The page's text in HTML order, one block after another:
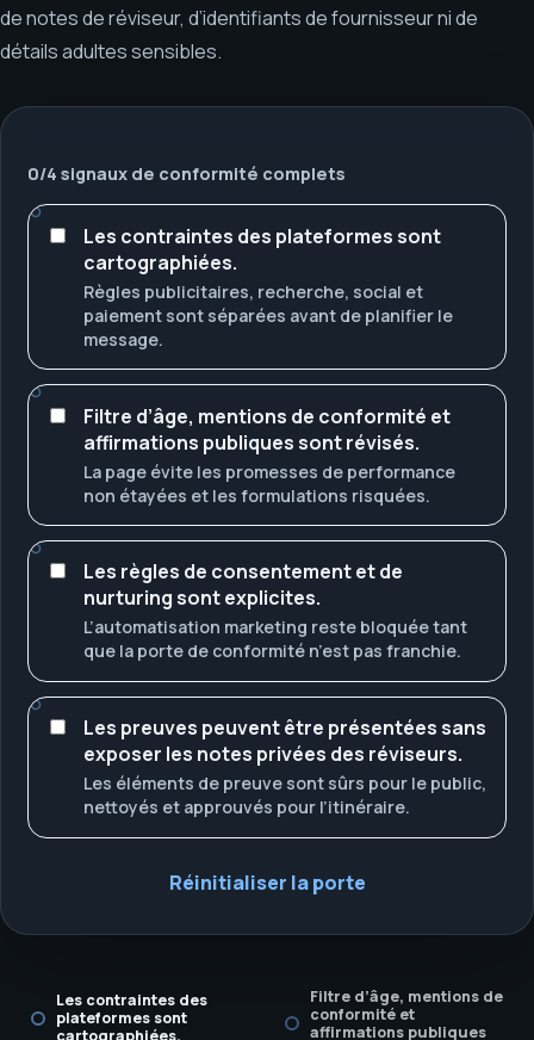
de notes de réviseur, d’identifiants de fournisseur ni de
détails adultes sensibles.
0/4 signaux de conformité complets
Les contraintes des plateformes sont
cartographiées.
Règles publicitaires, recherche, social et
paiement sont séparées avant de planifier le
message.
Filtre d’âge, mentions de conformité et
affirmations publiques sont révisés.
La page évite les promesses de performance
non étayées et les formulations risquées.
Les règles de consentement et de
nurturing sont explicites.
L’automatisation marketing reste bloquée tant
que la porte de conformité n’est pas franchie.
Les preuves peuvent être présentées sans
exposer les notes privées des réviseurs.
Les éléments de preuve sont sûrs pour le public,
nettoyés et approuvés pour l’itinéraire.
Réinitialiser la porte
Les contraintes des
plateformes sont
Filtre d’âge, mentions de
conformité et
affirmations publiques